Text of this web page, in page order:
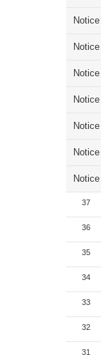
Notice
Notice
Notice
Notice
Notice
Notice
Notice
37
36
35
34
33
32
31